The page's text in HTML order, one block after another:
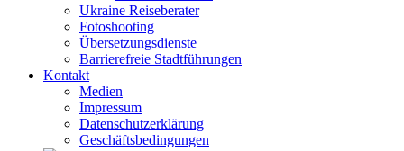
Ukraine Reiseberater
Fotoshooting
Übersetzungsdienste
Barrierefreie Stadtführungen
Kontakt
Medien
Impressum
Datenschutzerklärung
Geschäftsbedingungen